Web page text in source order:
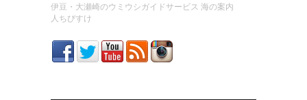
伊豆・大瀬崎のウミウシガイドサービス 海の案内
人ちびすけ